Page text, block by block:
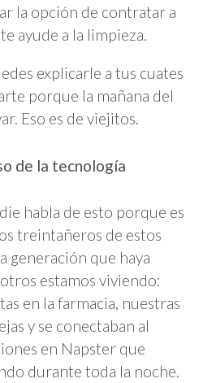
la opción de contratar a
ayude a la limpieza.
explicarle a tus cuates
porque la mañana del
Eso es de viejitos.
de la tecnología
habla de esto porque es
treintañeros de estos
generación que haya
estamos viviendo:
en la farmacia, nuestras
y se conectaban al
en Napster que
durante toda la noche.